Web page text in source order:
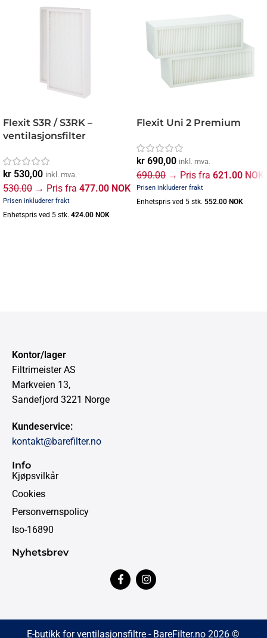
Flexit S3R / S3RK –
ventilasjonsfilter
kr 530,00 inkl. mva.
530.00 → Pris fra 477.00 NOK
Enhetspris ved 5 stk. 424.00 NOK
Flexit Uni 2 Premium
kr 690,00 inkl. mva.
690.00 → Pris fra 621.00 NOK
Enhetspris ved 5 stk. 552.00 NOK
Kontor/lager
Filtrimeister AS
Markveien 13,
Sandefjord 3221 Norge
Kundeservice:
kontakt@barefilter.no
Info
Kjøpsvilkår
Cookies
Personvernspolicy
Iso-16890
Nyhetsbrev
E-butikk for ventilasjonsfiltre - BareFilter.no 2026 ©